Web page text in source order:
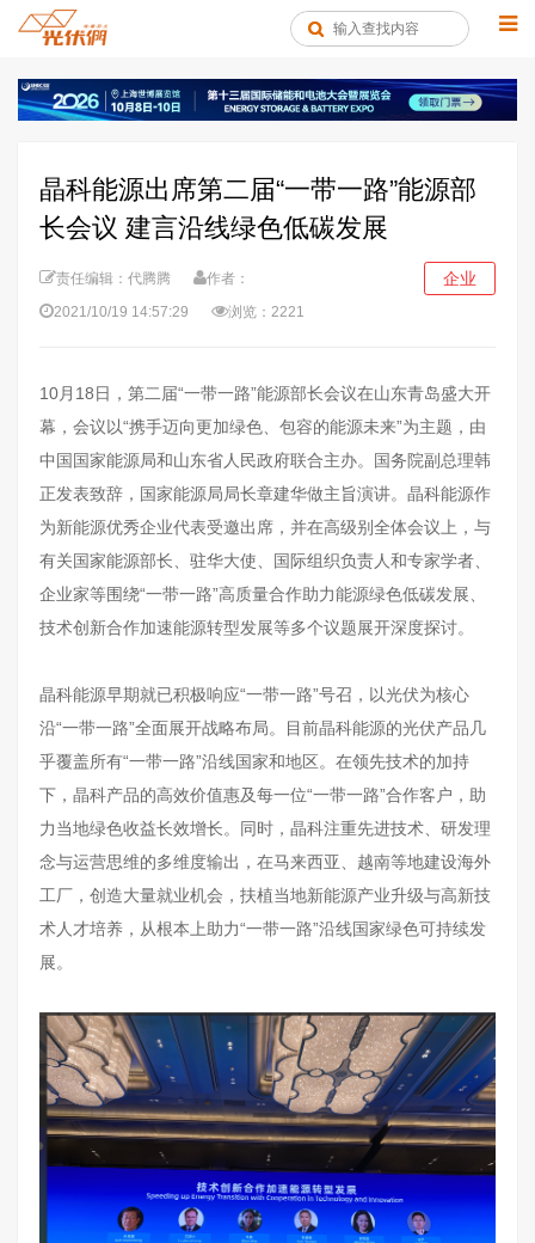
晶科能源出席第二届“一带一路”能源部
长会议 建言沿线绿色低碳发展
责任编辑：代腾腾
作者：
2021/10/19 14:57:29
浏览：2221
企业
10月18日，第二届“一带一路”能源部长会议在山东青岛盛大开
幕，会议以“携手迈向更加绿色、包容的能源未来”为主题，由
中国国家能源局和山东省人民政府联合主办。国务院副总理韩
正发表致辞，国家能源局局长章建华做主旨演讲。晶科能源作
为新能源优秀企业代表受邀出席，并在高级别全体会议上，与
有关国家能源部长、驻华大使、国际组织负责人和专家学者、
企业家等围绕“一带一路”高质量合作助力能源绿色低碳发展、
技术创新合作加速能源转型发展等多个议题展开深度探讨。
晶科能源早期就已积极响应“一带一路”号召，以光伏为核心
沿“一带一路”全面展开战略布局。目前晶科能源的光伏产品几
乎覆盖所有“一带一路”沿线国家和地区。在领先技术的加持
下，晶科产品的高效价值惠及每一位“一带一路”合作客户，助
力当地绿色收益长效增长。同时，晶科注重先进技术、研发理
念与运营思维的多维度输出，在马来西亚、越南等地建设海外
工厂，创造大量就业机会，扶植当地新能源产业升级与高新技
术人才培养，从根本上助力“一带一路”沿线国家绿色可持续发
展。